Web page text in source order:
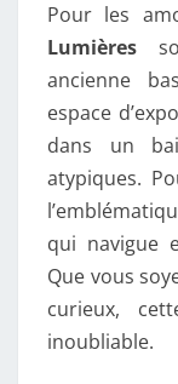
Pour les
Lumières
ancienne
espace
dans un
atypiques.
qui navigue
Que vous
curieux,
inoubliable.